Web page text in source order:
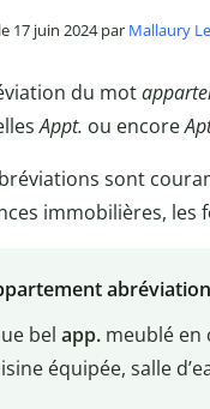
17 juin 2024 par Mallaury
du mot
Appt. ou encore
sont
immobilières, les
bel app. meublé en
équipée, salle